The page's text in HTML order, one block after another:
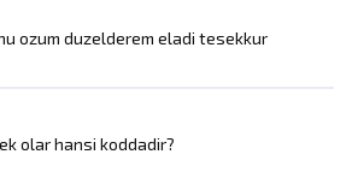
ozum duzelderem eladi tesekkur
olar hansi koddadir?